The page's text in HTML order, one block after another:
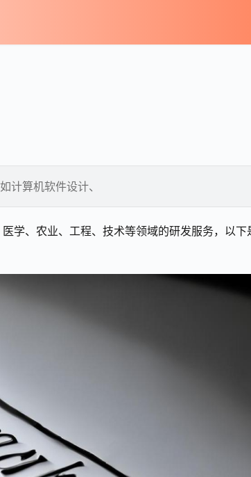
计算机软件设计、
学、农业、工程、技术等领域的研发服务，以下